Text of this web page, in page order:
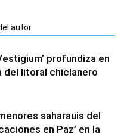
autor
profundiza en
del litoral chiclanero
saharauis del
en Paz’ en la